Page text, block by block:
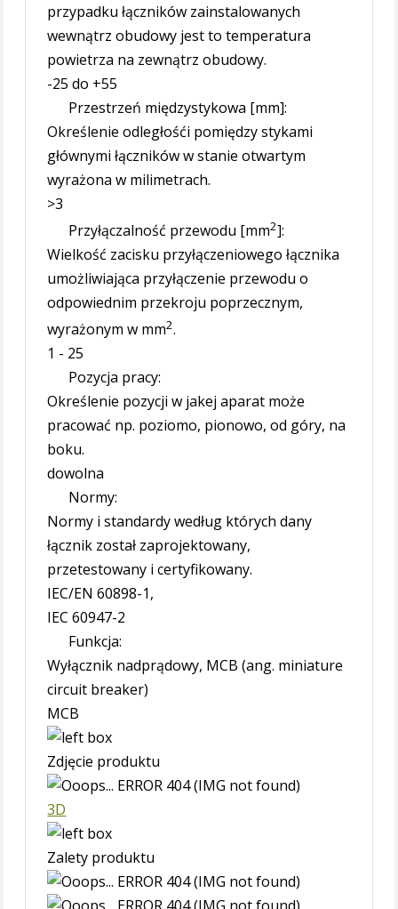
przypadku łączników zainstalowanych
wewnątrz obudowy jest to temperatura
powietrza na zewnątrz obudowy.
-25 do +55
Przestrzeń międzystykowa [mm]:
Określenie odległośći pomiędzy stykami
głównymi łączników w stanie otwartym
wyrażona w milimetrach.
>3
Przyłączalność przewodu [mm2]:
Wielkość zacisku przyłączeniowego łącznika
umożliwiająca przyłączenie przewodu o
odpowiednim przekroju poprzecznym,
wyrażonym w mm2.
1 - 25
Pozycja pracy:
Określenie pozycji w jakej aparat może
pracować np. poziomo, pionowo, od góry, na
boku.
dowolna
Normy:
Normy i standardy według których dany
łącznik został zaprojektowany,
przetestowany i certyfikowany.
IEC/EN 60898-1,
IEC 60947-2
Funkcja:
Wyłącznik nadprądowy, MCB (ang. miniature
circuit breaker)
MCB
Zdjęcie produktu
3D
Zalety produktu